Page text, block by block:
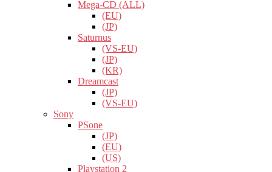
Mega-CD (ALL)
(EU)
(JP)
Saturnus
(VS-EU)
(JP)
(KR)
Dreamcast
(JP)
(VS-EU)
Sony
PSone
(JP)
(EU)
(US)
Playstation 2